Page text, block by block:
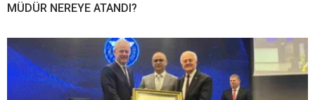
MÜDÜR NEREYE ATANDI?